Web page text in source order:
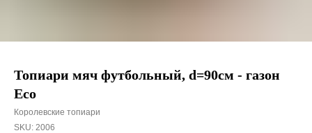
Топиари мяч футбольный, d=90см - газон
Eco
Королевские топиари
SKU: 2006